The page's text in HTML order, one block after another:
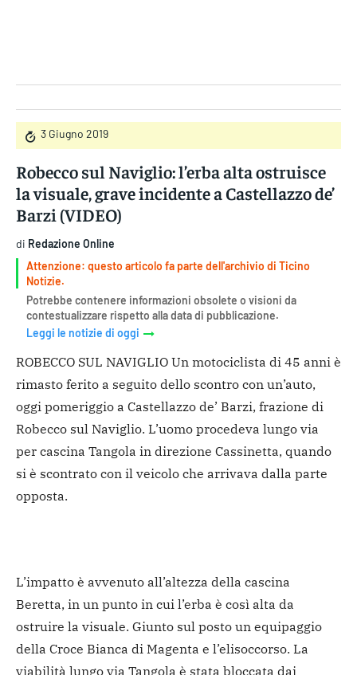
3 Giugno 2019
Robecco sul Naviglio: l’erba alta ostruisce
la visuale, grave incidente a Castellazzo de’
Barzi (VIDEO)
di Redazione Online
Attenzione: questo articolo fa parte dell'archivio di Ticino
Notizie.
Potrebbe contenere informazioni obsolete o visioni da
contestualizzare rispetto alla data di pubblicazione.
Leggi le notizie di oggi
ROBECCO SUL NAVIGLIO Un motociclista di 45 anni è
rimasto ferito a seguito dello scontro con un’auto,
oggi pomeriggio a Castellazzo de’ Barzi, frazione di
Robecco sul Naviglio. L’uomo procedeva lungo via
per cascina Tangola in direzione Cassinetta, quando
si è scontrato con il veicolo che arrivava dalla parte
opposta.
L’impatto è avvenuto all’altezza della cascina
Beretta, in un punto in cui l’erba è così alta da
ostruire la visuale. Giunto sul posto un equipaggio
della Croce Bianca di Magenta e l’elisoccorso. La
viabilità lungo via Tangola è stata bloccata dai